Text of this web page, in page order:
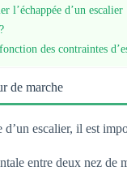
l’échappée d’un escalier
des contraintes
de marche
escalier, il est
entre deux nez de